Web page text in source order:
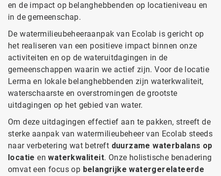
en de impact op belanghebbenden op locatieniveau en
in de gemeenschap.
De watermilieubeheeraanpak van Ecolab is gericht op
het realiseren van een positieve impact binnen onze
activiteiten en op de wateruitdagingen in de
gemeenschappen waarin we actief zijn. Voor de locatie
Lerma en lokale belanghebbenden zijn waterkwaliteit,
waterschaarste en overstromingen de grootste
uitdagingen op het gebied van water.
Om deze uitdagingen effectief aan te pakken, streeft de
sterke aanpak van watermilieubeheer van Ecolab steeds
naar verbetering wat betreft duurzame waterbalans op
locatie enwaterkwaliteit. Onze holistische benadering
omvat een focus op belangrijke watergerelateerde